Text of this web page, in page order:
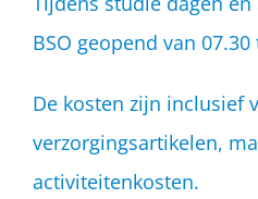
BSO geopend van
De kosten zijn inclusief
verzorgingsartikelen,
activiteitenkosten.